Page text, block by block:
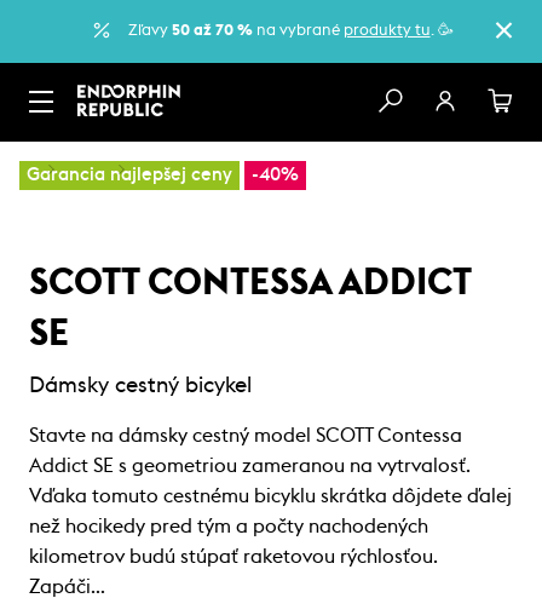
Zľavy 50 až 70 %na vybrané produkty tu. 🥳
Garancia najlepšej ceny -40%
… Bicykle Cestné bicykle
SCOTT CONTESSA ADDICT
SE
Dámsky cestný bicykel
Stavte na dámsky cestný model SCOTT Contessa
Addict SE s geometriou zameranou na vytrvalosť.
Vďaka tomuto cestnému bicyklu skrátka dôjdete ďalej
než hocikedy pred tým a počty nachodených
kilometrov budú stúpať raketovou rýchlosťou.
Zapáči…